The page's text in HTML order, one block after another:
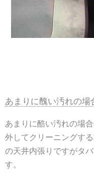
あまりに醜い汚れの場
あまりに酷い汚れの場
外してクリーニングす
の天井内張りですがタ
す。